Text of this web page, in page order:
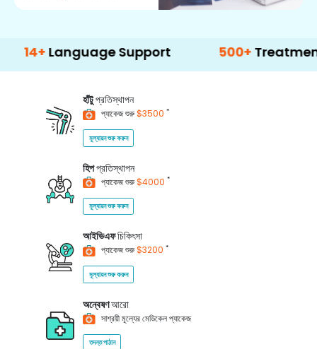
Support 500+ Treatment
হাঁটুপ্রতিস্থাপন
প্যাকেজ শুরু$3500 *
মূল্যায়ন শুরু করুন
হিপপ্রতিস্থাপন
প্যাকেজ শুরু$4000 *
মূল্যায়ন শুরু করুন
আইভিএফচিকিৎসা
প্যাকেজ শুরু$3200 *
মূল্যায়ন শুরু করুন
অন্বেষণআরো
সাশ্রয়ী মূল্যের মেডিকেল প্যাকেজ
তদন্ত পাঠান